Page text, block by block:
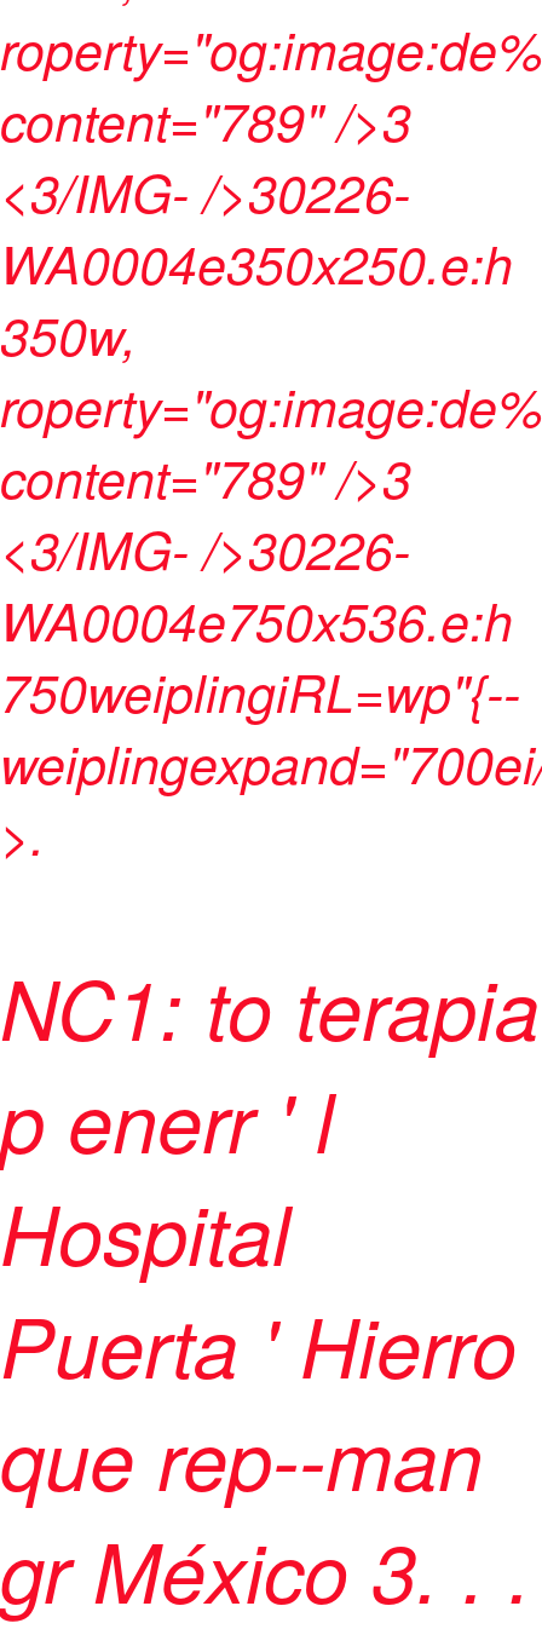
content="789" />3
<3/IMG- />30226-
WA0004e350x250.e:h
350w,
content="789" />3
<3/IMG- />30226-
WA0004e750x536.e:h
750weiplingiRL=wp"{--
>.
NC1: to terapia
p enerr ' l
Hospital
Puerta ' Hierro
que rep--man
gr México 3. . .